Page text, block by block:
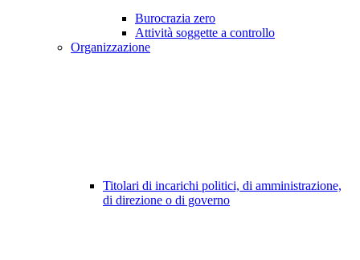
Burocrazia zero
Attività soggette a controllo
Organizzazione
Titolari di incarichi politici, di amministrazione,
di direzione o di governo